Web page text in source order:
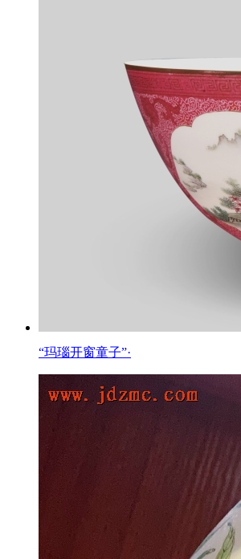
“玛瑙开窗童子”·